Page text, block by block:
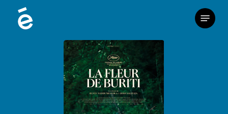
Menu